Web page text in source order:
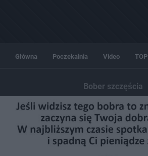
Główna Poczekalnia Video TOP
Bober szczęścia